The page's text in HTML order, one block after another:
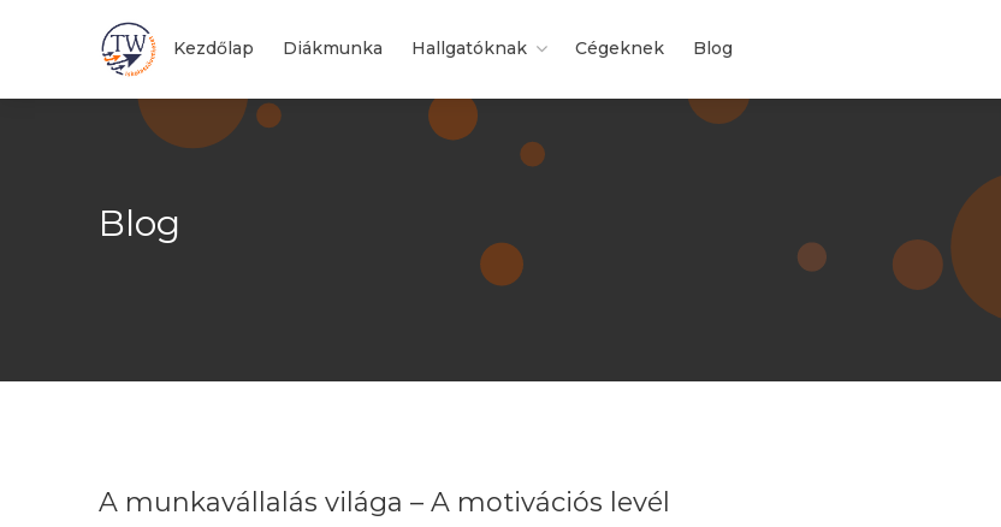
Kezdőlap Diákmunka Hallgatóknak Cégeknek Blog
Blog
A munkavállalás világa – A motivációs levél